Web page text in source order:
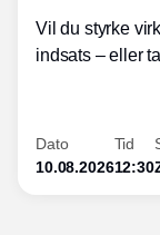
Vil du styrke
indsats – eller
inden for
skaber værdi for
Dato
10.08.2026
Tid
12:30